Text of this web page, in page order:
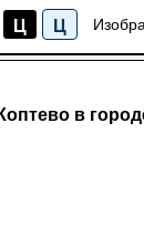
Ц Ц
в